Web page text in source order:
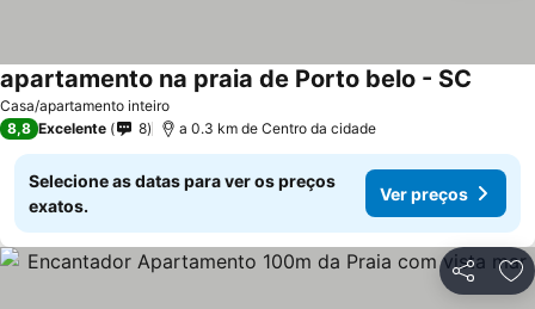
Casa/apartamento inteiro
apartamento na praia de Porto belo - SC
8,8 Excelente 8 a 0.3 km de Centro da cidade
Selecione as datas para ver os preços
exatos.
Ver preços
Partilhar